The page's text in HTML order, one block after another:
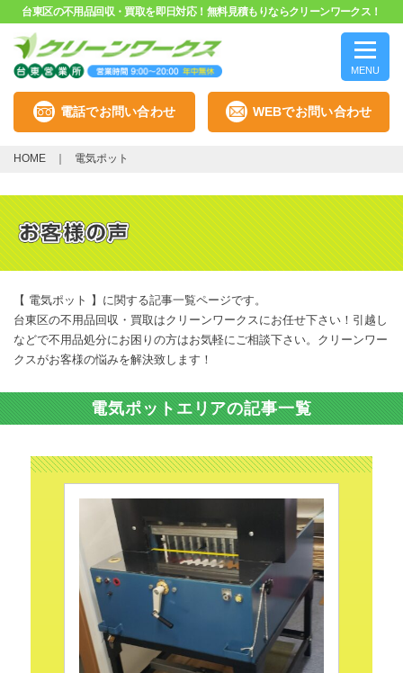
台東区の不用品回収・買取を即日対応！無料見積もりならクリーンワークス！
MENU
電話でお問い合わせ WEBでお問い合わせ
HOME 電気ポット
【 電気ポット 】に関する記事一覧ページです。
台東区の不用品回収・買取はクリーンワークスにお任せ下さい！引越し
などで不用品処分にお困りの方はお気軽にご相談下さい。クリーンワー
クスがお客様の悩みを解決致します！
電気ポットエリアの記事一覧